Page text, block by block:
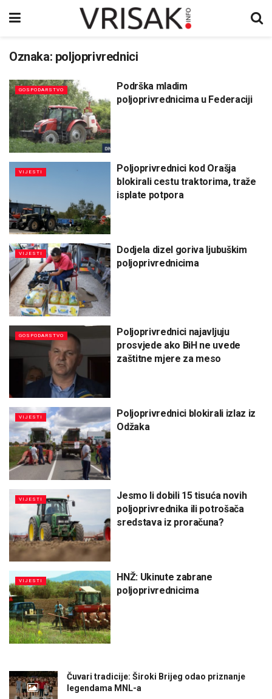
Oznaka: poljoprivrednici
GOSPODARSTVO
Podrška mladim
poljoprivrednicima u Federaciji
VIJESTI
Poljoprivrednici kod Orašja
blokirali cestu traktorima, traže
isplate potpora
VIJESTI
Dodjela dizel goriva ljubuškim
poljoprivrednicima
GOSPODARSTVO
Poljoprivrednici najavljuju
prosvjede ako BiH ne uvede
zaštitne mjere za meso
VIJESTI
Poljoprivrednici blokirali izlaz iz
Odžaka
VIJESTI
Jesmo li dobili 15 tisuća novih
poljoprivrednika ili potrošača
sredstava iz proračuna?
VIJESTI
HNŽ: Ukinute zabrane
poljoprivrednicima
Čuvari tradicije: Široki Brijeg odao priznanje
legendama MNL-a